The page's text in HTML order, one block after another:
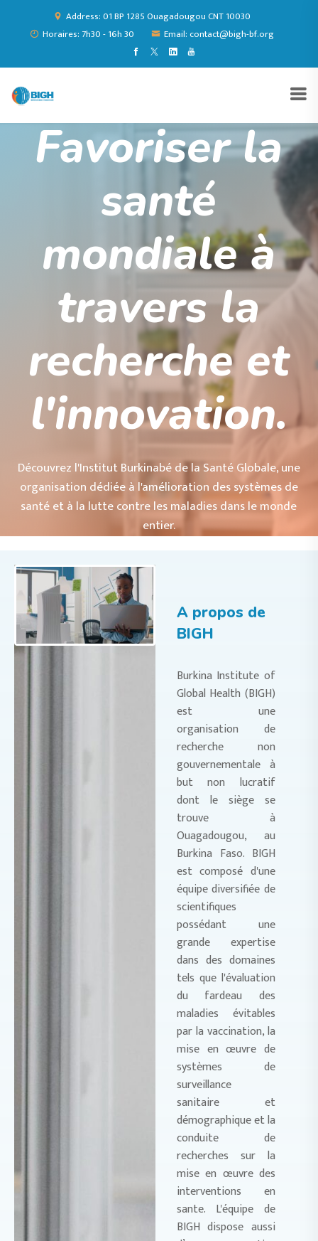
Address: 01 BP 1285 Ouagadougou CNT 10030
Horaires: 7h30 - 16h 30
Email: contact@bigh-bf.org
Favoriser la
santé
mondiale à
travers la
recherche et
l'innovation.
Découvrez l'Institut Burkinabé de la Santé Globale, une
organisation dédiée à l'amélioration des systèmes de
santé et à la lutte contre les maladies dans le monde
entier.
A propos de
BIGH
Burkina Institute of
Global Health (BIGH)
est une
organisation de
recherche non
gouvernementale à
but non lucratif
dont le siège se
trouve à
Ouagadougou, au
Burkina Faso. BIGH
est composé d'une
équipe diversifiée de
scientifiques
possédant une
grande expertise
dans des domaines
tels que l'évaluation
du fardeau des
maladies évitables
par la vaccination, la
mise en œuvre de
systèmes de
surveillance
sanitaire et
démographique et la
conduite de
recherches sur la
mise en œuvre des
interventions en
sante. L'équipe de
BIGH dispose aussi